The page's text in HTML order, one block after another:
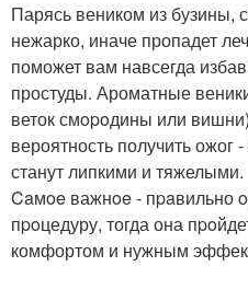
Парясь веником из бузины,
нежарко, иначе пропадет
поможет вам навсегда
простуды. Ароматные
веток смopoдины или
вероятность получить ожог
станут липкими и тяжелыми.
Caмoe важнoe - пpaвильно
пpoцедуру, тогда она
комфортом и нужным